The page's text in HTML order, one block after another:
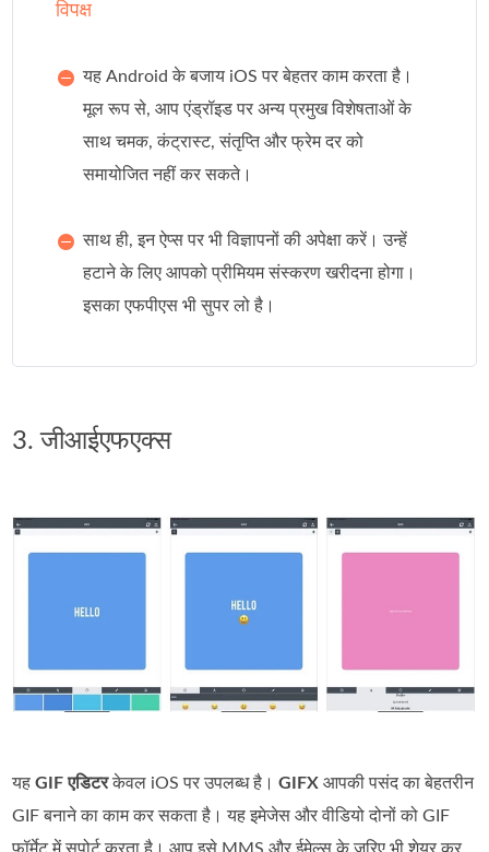
विपक्ष
यह Android के बजाय iOS पर बेहतर काम करता है।
मूल रूप से, आप एंड्रॉइड पर अन्य प्रमुख विशेषताओं के
साथ चमक, कंट्रास्ट, संतृप्ति और फ्रेम दर को
समायोजित नहीं कर सकते।
साथ ही, इन ऐप्स पर भी विज्ञापनों की अपेक्षा करें। उन्हें
हटाने के लिए आपको प्रीमियम संस्करण खरीदना होगा।
इसका एफपीएस भी सुपर लो है।
3. जीआईएफएक्स
यहGIF एडिटरकेवल iOS पर उपलब्ध है।GIFX आपकी पसंद का बेहतरीन
GIF बनाने का काम कर सकता है। यह इमेजेस और वीडियो दोनों को GIF